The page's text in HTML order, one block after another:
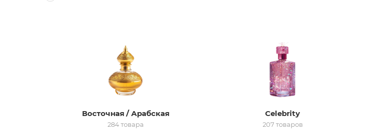
Восточная / Арабская
284 товара
Celebrity
207 товаров